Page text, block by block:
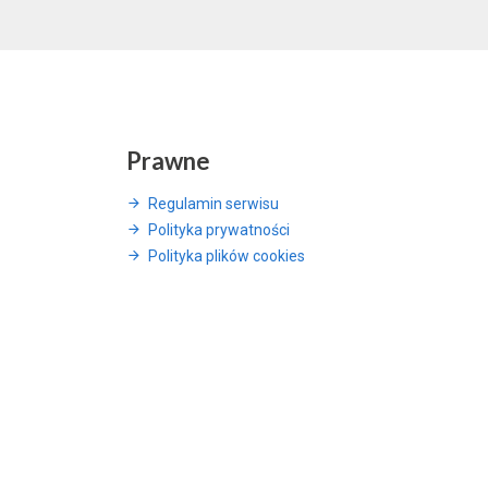
Prawne
Regulamin serwisu
Polityka prywatności
Polityka plików cookies